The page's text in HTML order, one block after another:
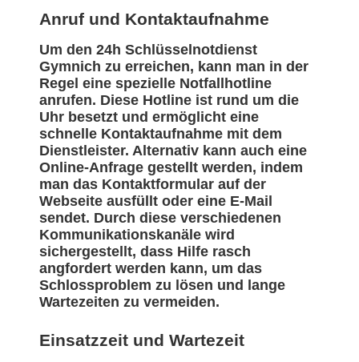
Anruf und Kontaktaufnahme
Um den 24h Schlüsselnotdienst
Gymnich zu erreichen, kann man in der
Regel eine spezielle Notfallhotline
anrufen. Diese Hotline ist rund um die
Uhr besetzt und ermöglicht eine
schnelle Kontaktaufnahme mit dem
Dienstleister. Alternativ kann auch eine
Online-Anfrage gestellt werden, indem
man das Kontaktformular auf der
Webseite ausfüllt oder eine E-Mail
sendet. Durch diese verschiedenen
Kommunikationskanäle wird
sichergestellt, dass Hilfe rasch
angfordert werden kann, um das
Schlossproblem zu lösen und lange
Wartezeiten zu vermeiden.
Einsatzzeit und Wartezeit